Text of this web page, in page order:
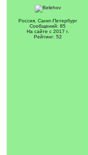
Россия, Санкт-Петербург
Сообщений: 85
На сайте с 2017 г.
Рейтинг: 52